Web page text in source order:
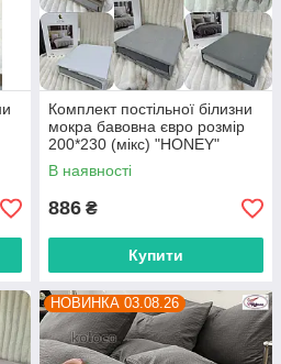
Комплект постільної білизни
мокра бавовна євро розмір
200*230 (мікс) "HONEY"
недорого від прямого
постачальника
В наявності
886 ₴
Купити
НОВИНКА 03.08.26